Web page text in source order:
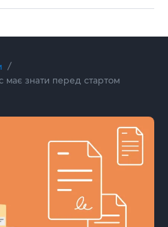
має знати перед стартом